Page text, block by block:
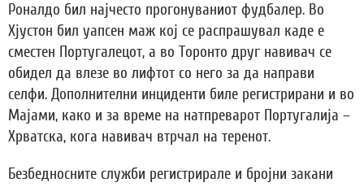
Роналдо бил најчесто прогонуваниот фудбалер. Во
Хјустон бил уапсен маж кој се распрашувал каде е
сместен Португалецот, а во Торонто друг навивач се
обидел да влезе во лифтот со него за да направи
селфи. Дополнителни инциденти биле регистрирани и во
Мајами, како и за време на натпреварот Португалија –
Хрватска, кога навивач втрчал на теренот.
Безбедносните служби регистрирале и бројни закани